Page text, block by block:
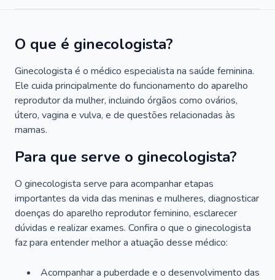
O que é ginecologista?
Ginecologista é o médico especialista na saúde feminina.
Ele cuida principalmente do funcionamento do aparelho
reprodutor da mulher, incluindo órgãos como ovários,
útero, vagina e vulva, e de questões relacionadas às
mamas.
Para que serve o ginecologista?
O ginecologista serve para acompanhar etapas
importantes da vida das meninas e mulheres, diagnosticar
doenças do aparelho reprodutor feminino, esclarecer
dúvidas e realizar exames. Confira o que o ginecologista
faz para entender melhor a atuação desse médico:
Acompanhar a puberdade e o desenvolvimento das